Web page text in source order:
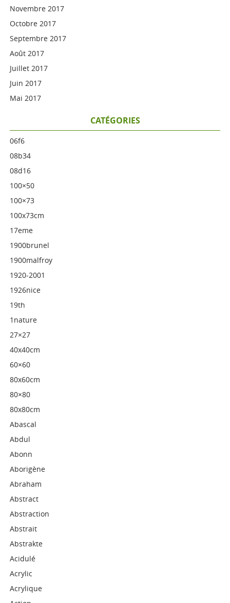
Novembre 2017
Octobre 2017
Septembre 2017
Août 2017
Juillet 2017
Juin 2017
Mai 2017
CATÉGORIES
06f6
08b34
08d16
100×50
100×73
100x73cm
17eme
1900brunel
1900malfroy
1920-2001
1926nice
19th
1nature
27×27
40x40cm
60×60
80x60cm
80×80
80x80cm
Abascal
Abdul
Abonn
Aborigène
Abraham
Abstract
Abstraction
Abstrait
Abstrakte
Acidulé
Acrylic
Acrylique